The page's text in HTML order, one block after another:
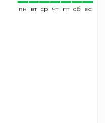
пн вт ср чт пт сб вс